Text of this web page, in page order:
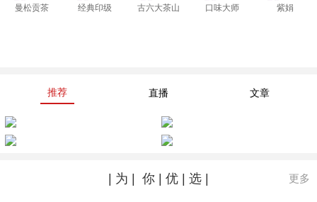
曼松贡茶 经典印级 古六大茶山 口味大师 紫娟
推荐 直播 文章
| 为 | 你 | 优 | 选 | 更多